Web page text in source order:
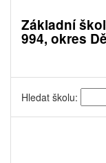
Základní
994, okres
Hledat školu: